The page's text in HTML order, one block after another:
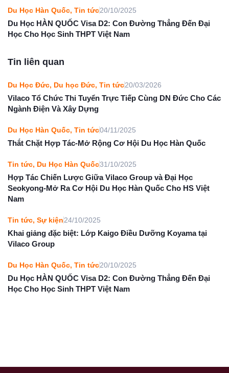
Du Học Hàn Quốc, Tin tức20/10/2025
Du Học HÀN QUỐC Visa D2: Con Đường Thẳng Đến Đại
Học Cho Học Sinh THPT Việt Nam
Tin liên quan
Du Học Đức, Du học Đức, Tin tức20/03/2026
Vilaco Tổ Chức Thi Tuyển Trực Tiếp Cùng DN Đức Cho Các
Ngành Điện Và Xây Dựng
Du Học Hàn Quốc, Tin tức04/11/2025
Thắt Chặt Hợp Tác-Mở Rộng Cơ Hội Du Học Hàn Quốc
Tin tức, Du Học Hàn Quốc31/10/2025
Hợp Tác Chiến Lược Giữa Vilaco Group và Đại Học
Seokyong-Mở Ra Cơ Hội Du Học Hàn Quốc Cho HS Việt
Nam
Tin tức, Sự kiện24/10/2025
Khai giảng đặc biệt: Lớp Kaigo Điều Dưỡng Koyama tại
Vilaco Group
Du Học Hàn Quốc, Tin tức20/10/2025
Du Học HÀN QUỐC Visa D2: Con Đường Thẳng Đến Đại
Học Cho Học Sinh THPT Việt Nam